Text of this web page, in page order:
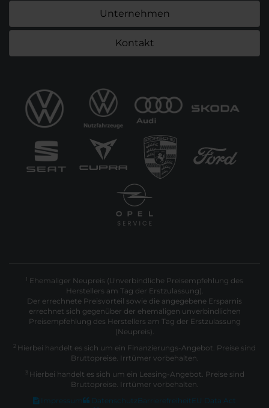
Unternehmen
Kontakt
1 Ehemaliger Neupreis (Unverbindliche Preisempfehlung des
Herstellers am Tag der Erstzulassung).
Der errechnete Preisvorteil sowie die angegebene Ersparnis
errechnet sich gegenüber der ehemaligen unverbindlichen
Preisempfehlung des Herstellers am Tag der Erstzulassung
(Neupreis).
2 Hierbei handelt es sich um ein Finanzierungs-Angebot. Preise sind
Bruttopreise. Irrtümer vorbehalten.
3 Hierbei handelt es sich um ein Leasing-Angebot. Preise sind
Bruttopreise. Irrtümer vorbehalten.
Impressum
Datenschutz Barrierefreiheit EU Data Act